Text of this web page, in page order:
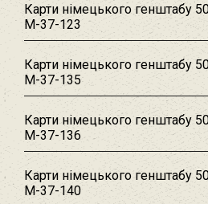
Карти німецького генштабу
M-37-123
Карти німецького генштабу
M-37-135
Карти німецького генштабу
M-37-136
Карти німецького генштабу
M-37-140